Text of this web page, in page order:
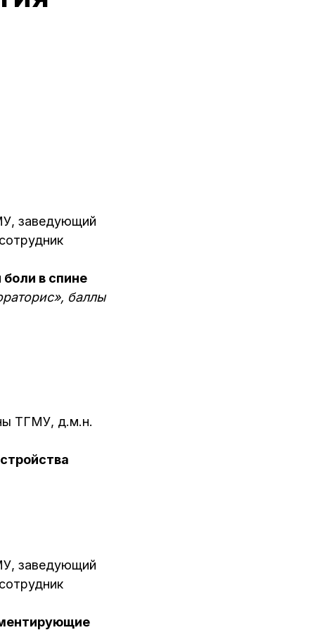
заведующий
в спине
баллы
ТГМУ, д.м.н.
заведующий